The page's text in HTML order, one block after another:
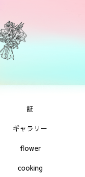
証
ギャラリー
flower
cooking